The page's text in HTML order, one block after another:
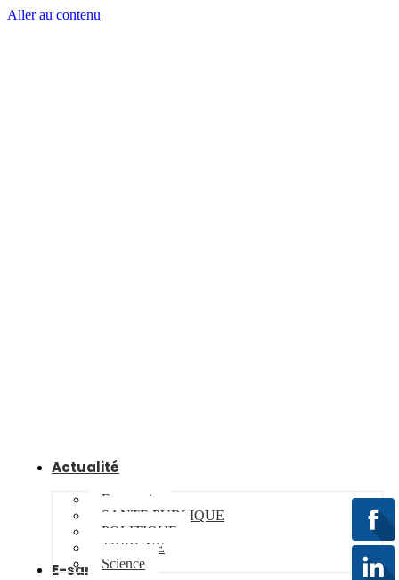
Aller au contenu
Actualité
Economie
SANTE PUBLIQUE
POLITIQUE
TRIBUNE
Science
E-santé